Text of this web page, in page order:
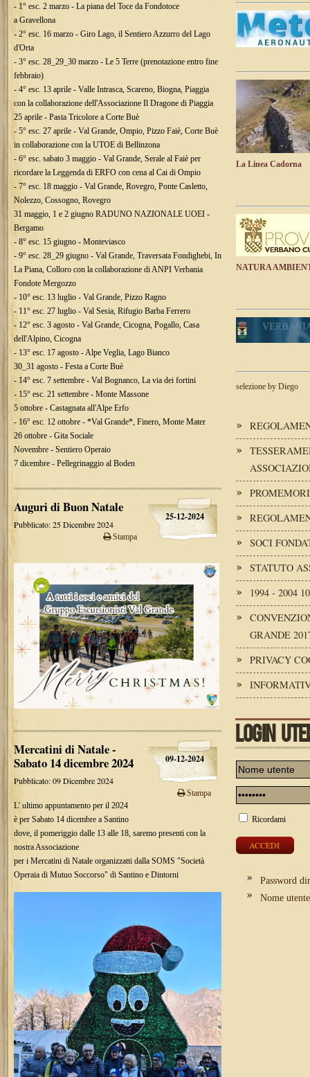
- 1° esc. 2 marzo - La piana del Toce da Fondotoce
a Gravellona
- 2° esc. 16 marzo - Giro Lago, il Sentiero Azzurro del Lago
d'Orta
- 3° esc. 28_29_30 marzo - Le 5 Terre (prenotazione entro fine
febbraio)
- 4° esc. 13 aprile - Valle Intrasca, Scareno, Biogna, Piaggia
con la collaborazione dell'Associazione Il Dragone di Piaggia
25 aprile - Pasta Tricolore a Corte Buè
- 5° esc. 27 aprile - Val Grande, Ompio, Pizzo Faiè, Corte Buè
in collaborazione con la UTOE di Bellinzona
- 6° esc. sabato 3 maggio - Val Grande, Serale al Faiè per
ricordare la Leggenda di ERFO con cena al Cai di Ompio
- 7° esc. 18 maggio - Val Grande, Rovegro, Ponte Casletto,
Nolezzo, Cossogno, Rovegro
31 maggio, 1 e 2 giugno RADUNO NAZIONALE UOEI -
Bergamo
- 8° esc. 15 giugno - Monteviasco
- 9° esc. 28_29 giugno - Val Grande, Traversata Fondighebi, In
La Piana, Colloro con la collaborazione di ANPI Verbania
Fondote Mergozzo
- 10° esc. 13 luglio - Val Grande, Pizzo Ragno
- 11° esc. 27 luglio - Val Sesia, Rifugio Barba Ferrero
- 12° esc. 3 agosto - Val Grande, Cicogna, Pogallo, Casa
dell'Alpino, Cicogna
- 13° esc. 17 agosto - Alpe Veglia, Lago Bianco
30_31 agosto - Festa a Corte Buè
- 14° esc. 7 settembre - Val Bognanco, La via dei fortini
- 15° esc. 21 settembre - Monte Massone
5 ottobre - Castagnata all'Alpe Erfo
- 16° esc. 12 ottobre - *Val Grande*, Finero, Monte Mater
26 ottobre - Gita Sociale
Novembre - Sentiero Operaio
7 dicembre - Pellegrinaggio al Boden
25-12-2024
Auguri di Buon Natale
Pubblicato: 25 Dicembre 2024
Stampa
09-12-2024
Mercatini di Natale -
Sabato 14 dicembre 2024
Pubblicato: 09 Dicembre 2024
Stampa
L' ultimo appuntamento per il 2024
è per Sabato 14 dicembre a Santino
dove, il pomeriggio dalle 13 alle 18, saremo presenti con la
nostra Associazione
per i Mercatini di Natale organizzatti dalla SOMS "Società
Operaia di Mutuo Soccorso" di Santino e Dintorni
La Linea Cadorna
NATURA
selezione by Diego
SOCI
STATUTO
1994 - 2004
GRANDE
PRIVACY
LOGIN
Ricordami
Password
Nome